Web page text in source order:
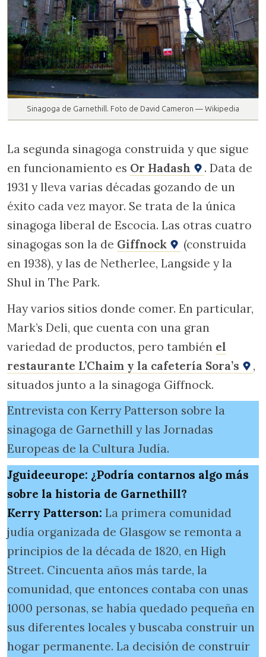
Sinagoga de Garnethill. Foto de David Cameron — Wikipedia
La segunda sinagoga construida y que sigue
en funcionamiento es Or Hadash
. Data de
1931 y lleva varias décadas gozando de un
éxito cada vez mayor. Se trata de la única
sinagoga liberal de Escocia. Las otras cuatro
sinagogas son la de Giffnock
(construida
en 1938), y las de Netherlee, Langside y la
Shul in The Park.
Hay varios sitios donde comer. En particular,
Mark’s Deli, que cuenta con una gran
variedad de productos, pero también el
restaurante L’Chaim y la cafetería Sora’s
,
situados junto a la sinagoga Giffnock.
Entrevista con Kerry Patterson sobre la
sinagoga de Garnethill y las Jornadas
Europeas de la Cultura Judía.
Jguideeurope: ¿Podría contarnos algo más
sobre la historia de Garnethill?
Kerry Patterson: La primera comunidad
judía organizada de Glasgow se remonta a
principios de la década de 1820, en High
Street. Cincuenta años más tarde, la
comunidad, que entonces contaba con unas
1000 personas, se había quedado pequeña en
sus diferentes locales y buscaba construir un
hogar permanente. La decisión de construir